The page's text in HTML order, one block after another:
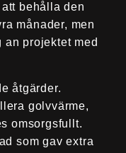
behålla den
månader, men
an projektet med
åtgärder.
golvvärme,
omsorgsfullt.
som gav extra